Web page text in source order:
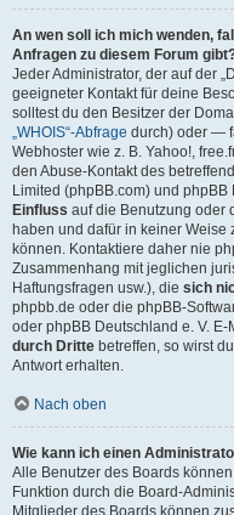
An wen soll ich mich wenden,
Anfragen zu diesem Forum
Jeder Administrator, der auf der
geeigneter Kontakt für deine
solltest du den Besitzer der
„WHOIS“-Abfrage durch) oder —
Webhoster wie z. B. Yahoo!,
den Abuse-Kontakt des
Limited (phpBB.com) und
Einfluss auf die Benutzung oder
haben und dafür in keiner
können. Kontaktiere daher nie
Zusammenhang mit jeglichen
Haftungsfragen usw.), die sich
phpbb.de oder die phpBB-
oder phpBB Deutschland e. V.
durch Dritte betreffen, so wirst
Antwort erhalten.
Nach oben
Wie kann ich einen
Alle Benutzer des Boards
Funktion durch die Board-
Mitglieder des Boards können